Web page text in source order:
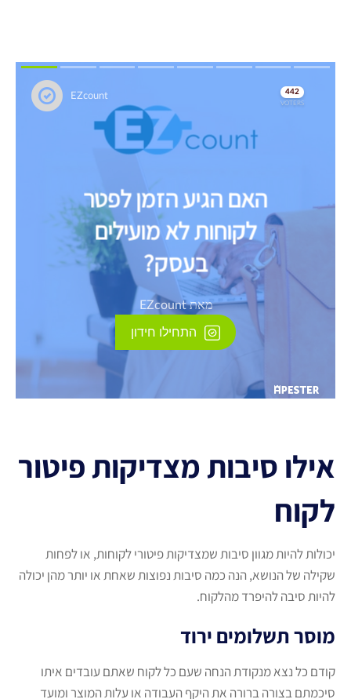
אילו סיבות מצדיקות פיטור
לקוח
יכולות להיות מגוון סיבות שמצדיקות פיטורי לקוחות, או לפחות
שקילה של הנושא, הנה כמה סיבות נפוצות שאחת או יותר מהן יכולה
להיות סיבה להיפרד מהלקוח.
מוסר תשלומים ירוד
קודם כל נצא מנקודת הנחה שעם כל לקוח שאתם עובדים איתו
סיכמתם בצורה ברורה את היקף העבודה או עלות המוצר ומועד